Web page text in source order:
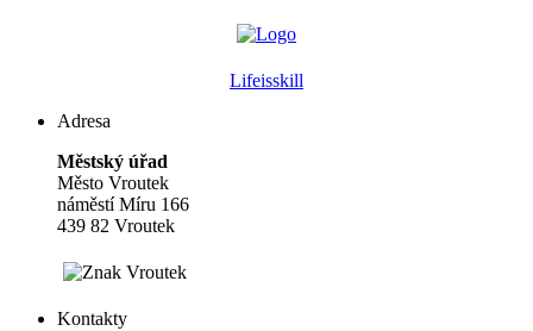
Lifeisskill
Adresa
Městský úřad
Město Vroutek
náměstí Míru 166
439 82 Vroutek
Kontakty